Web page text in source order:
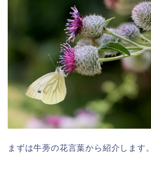
まずは牛蒡の花言葉から紹介します。